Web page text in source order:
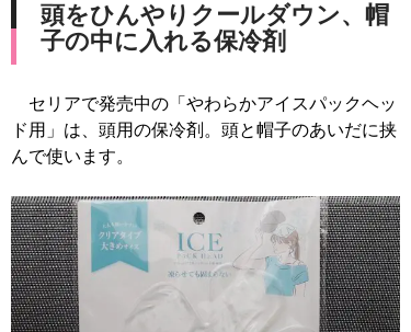
頭をひんやりクールダウン、帽
子の中に入れる保冷剤
セリアで発売中の「やわらかアイスパックヘッ
ド用」は、頭用の保冷剤。頭と帽子のあいだに挟
んで使います。